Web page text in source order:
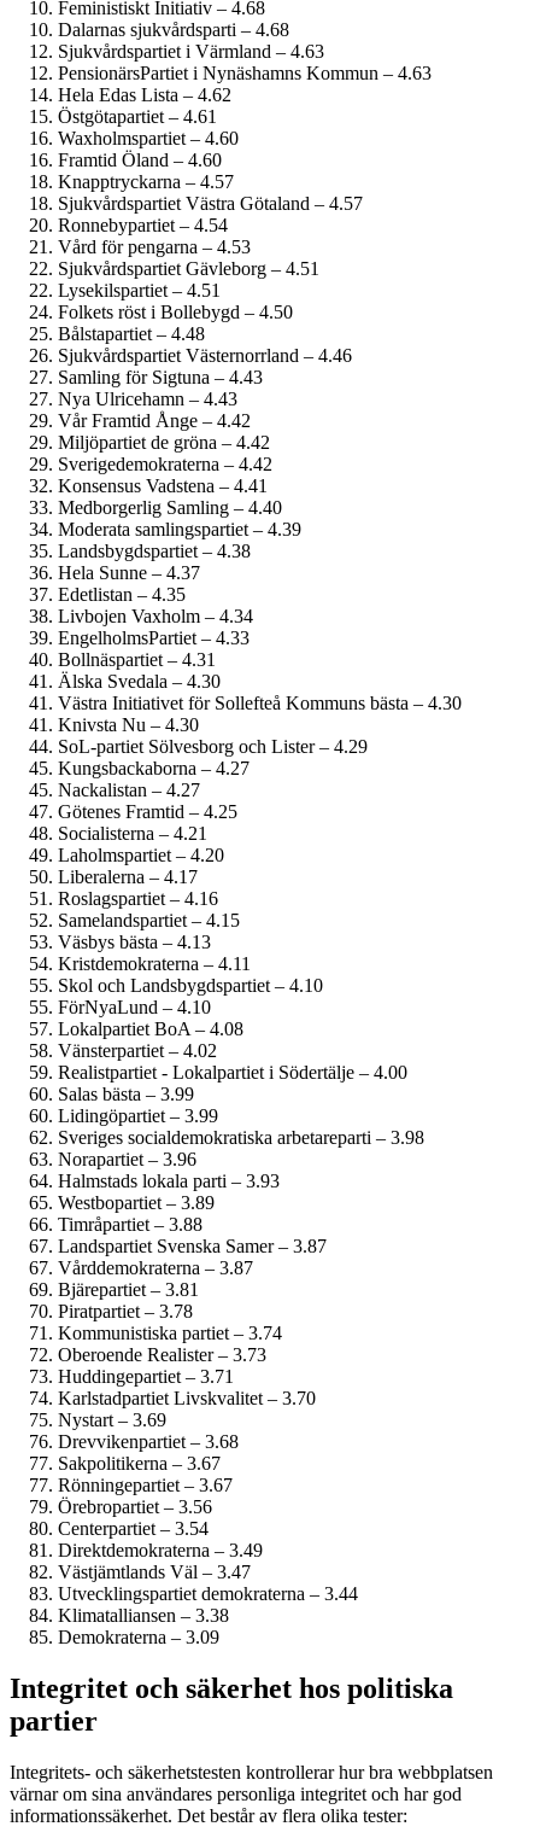
Feministiskt Initiativ – 4.68
Dalarnas sjukvårdsparti – 4.68
Sjukvårdspartiet i Värmland – 4.63
PensionärsPartiet i Nynäshamns Kommun – 4.63
Hela Edas Lista – 4.62
Östgötapartiet – 4.61
Waxholmspartiet – 4.60
Framtid Öland – 4.60
Knapptryckarna – 4.57
Sjukvårdspartiet Västra Götaland – 4.57
Ronnebypartiet – 4.54
Vård för pengarna – 4.53
Sjukvårds­partiet Gävleborg – 4.51
Lysekilspartiet – 4.51
Folkets röst i Bollebygd – 4.50
Bålstapartiet – 4.48
Sjukvårdspartiet Västernorrland – 4.46
Samling för Sigtuna – 4.43
Nya Ulricehamn – 4.43
Vår Framtid Ånge – 4.42
Miljöpartiet de gröna – 4.42
Sverige­demokraterna – 4.42
Konsensus Vadstena – 4.41
Medborgerlig Samling – 4.40
Moderata samlingspartiet – 4.39
Landsbygdspartiet – 4.38
Hela Sunne – 4.37
Edetlistan – 4.35
Livbojen Vaxholm – 4.34
EngelholmsPartiet – 4.33
Bollnäspartiet – 4.31
Älska Svedala – 4.30
Västra Initiativet för Sollefteå Kommuns bästa – 4.30
Knivsta Nu – 4.30
SoL-partiet Sölvesborg och Lister – 4.29
Kungsbackaborna – 4.27
Nackalistan – 4.27
Götenes Framtid – 4.25
Socialisterna – 4.21
Laholmspartiet – 4.20
Liberalerna – 4.17
Roslagspartiet – 4.16
Samelandspartiet – 4.15
Väsbys bästa – 4.13
Kristdemokraterna – 4.11
Skol och Landsbygdspartiet – 4.10
FörNyaLund – 4.10
Lokalpartiet BoA – 4.08
Vänsterpartiet – 4.02
Realistpartiet - Lokalpartiet i Södertälje – 4.00
Salas bästa – 3.99
Lidingöpartiet – 3.99
Sveriges social­demokratiska arbetareparti – 3.98
Norapartiet – 3.96
Halmstads lokala parti – 3.93
Westbopartiet – 3.89
Timråpartiet – 3.88
Landspartiet Svenska Samer – 3.87
Vårddemokraterna – 3.87
Bjärepartiet – 3.81
Piratpartiet – 3.78
Kommunistiska partiet – 3.74
Oberoende Realister – 3.73
Huddingepartiet – 3.71
Karlstadpartiet Livskvalitet – 3.70
Nystart – 3.69
Drevvikenpartiet – 3.68
Sakpolitikerna – 3.67
Rönningepartiet – 3.67
Örebropartiet – 3.56
Centerpartiet – 3.54
Direktdemokraterna – 3.49
Västjämtlands Väl – 3.47
Utvecklingspartiet demokraterna – 3.44
Klimatalliansen – 3.38
Demokraterna – 3.09
Integritet och säkerhet hos politiska
partier
Integritets- och säkerhetstesten kontrollerar hur bra webbplatsen
värnar om sina användares personliga integritet och har god
informations­säkerhet. Det består av flera olika tester: